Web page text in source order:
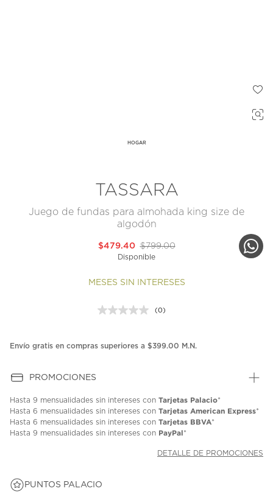
HOGAR
TASSARA
Juego de fundas para almohada king size de
algodón
$799.00
$479.40
Disponible
MESES SIN INTERESES
Sin
en
(0)
Envío gratis en compras superiores a $399.00 M.N.
PROMOCIONES
Hasta 9 mensualidades sin intereses con Tarjetas Palacio*
Hasta 6 mensualidades sin intereses con Tarjetas American Express*
Hasta 6 mensualidades sin intereses con Tarjetas BBVA*
Hasta 9 mensualidades sin intereses con PayPal*
DETALLE DE PROMOCIONES
PUNTOS PALACIO